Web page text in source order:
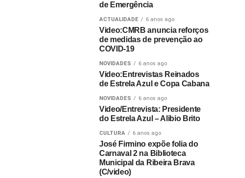
de Emergência
ACTUALIDADE 6 anos ago
Video:CMRB anuncia reforços
de medidas de prevenção ao
COVID-19
NOVIDADES 6 anos ago
Video:Entrevistas Reinados
de Estrela Azul e Copa Cabana
NOVIDADES 6 anos ago
Video/Entrevista: Presidente
do Estrela Azul – Alibio Brito
CULTURA 6 anos ago
José Firmino expõe folia do
Carnaval 2 na Biblioteca
Municipal da Ribeira Brava
(C/video)